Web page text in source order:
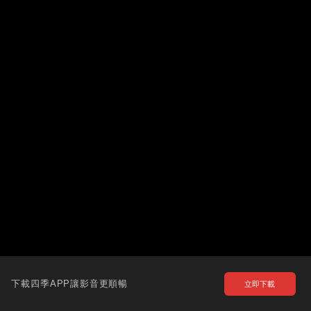
下載四季APP讓影音更順暢 立即下載